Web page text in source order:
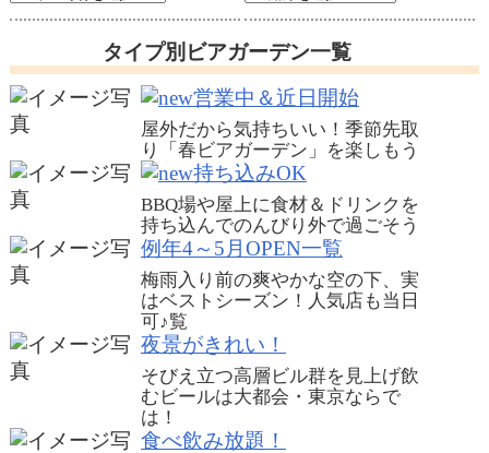
タイプ別ビアガーデン一覧
営業中＆近日開始
屋外だから気持ちいい！季節先取
り「春ビアガーデン」を楽しもう
持ち込みOK
BBQ場や屋上に食材＆ドリンクを
持ち込んでのんびり外で過ごそう
例年4～5月OPEN一覧
梅雨入り前の爽やかな空の下、実
はベストシーズン！人気店も当日
可♪覧
夜景がきれい！
そびえ立つ高層ビル群を見上げ飲
むビールは大都会・東京ならで
は！
食べ飲み放題！